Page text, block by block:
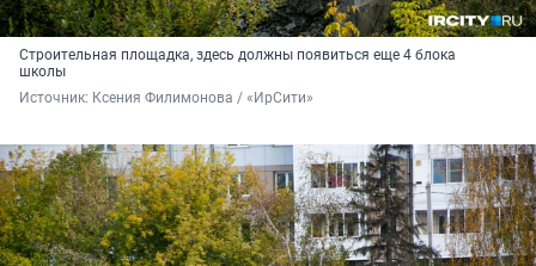
Строительная площадка, здесь должны появиться еще 4 блока
школы
Источник: Ксения Филимонова / «ИрСити»